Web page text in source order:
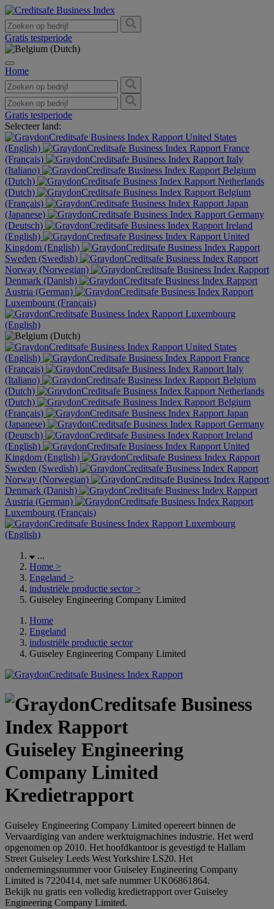
Gratis testperiode
Home
Gratis testperiode
Selecteer land:
United States
(English)
France
(Français)
Italy
(Italiano)
Belgium
(Dutch)
Netherlands
(Dutch)
Belgium
(Français)
Japan
(Japanese)
Germany
(Deutsch)
Ireland
(English)
United
Kingdom (English)
Sweden (Swedish)
Norway (Norwegian)
Denmark (Danish)
Austria (German)
Luxembourg (Français)
Luxembourg
(English)
United States
(English)
France
(Français)
Italy
(Italiano)
Belgium
(Dutch)
Netherlands
(Dutch)
Belgium
(Français)
Japan
(Japanese)
Germany
(Deutsch)
Ireland
(English)
United
Kingdom (English)
Sweden (Swedish)
Norway (Norwegian)
Denmark (Danish)
Austria (German)
Luxembourg (Français)
Luxembourg
(English)
...
Home >
Engeland >
industriële productie sector >
Guiseley Engineering Company Limited
Home
Engeland
industriële productie sector
Guiseley Engineering Company Limited
Guiseley Engineering
Company Limited
Kredietrapport
Guiseley Engineering Company Limited opereert binnen de
Vervaardiging van andere werktuigmachines industrie. Het werd
opgenomen op 2010. Het hoofdkantoor is gevestigd te Hallam
Street Guiseley Leeds West Yorkshire LS20. Het
ondernemingsnummer voor Guiseley Engineering Company
Limited is 7220414, met safe nummer UK06861864.
Bekijk nu gratis een volledig kredietrapport over Guiseley
Engineering Company Limited.